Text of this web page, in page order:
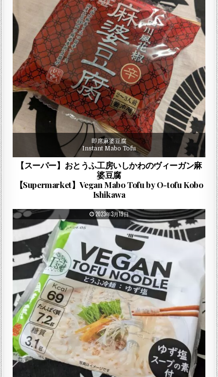
即席麻婆豆腐
Instant Mabo Tofu
【スーパー】おとうふ工房いしかわのヴィーガン麻
婆豆腐
【Supermarket】Vegan Mabo Tofu by O-tofu Kobo
Ishikawa
PUBLISHED DATE:
2023年3月19日